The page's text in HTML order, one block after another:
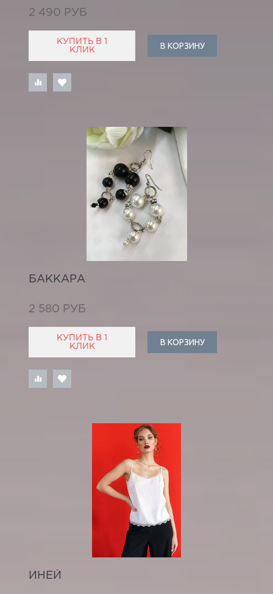
2 490 РУБ
КУПИТЬ В 1
КЛИК
В КОРЗИНУ
БАККАРА
2 580 РУБ
КУПИТЬ В 1
КЛИК
В КОРЗИНУ
ИНЕЙ